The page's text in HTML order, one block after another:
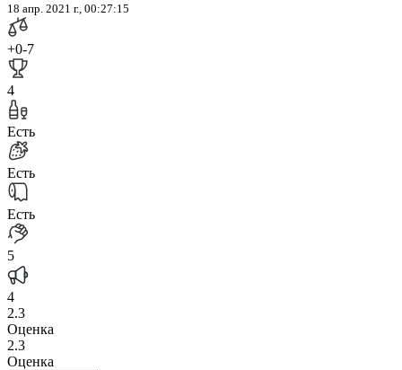
18 апр. 2021 г., 00:27:15
+0-7
4
Есть
Есть
Есть
5
4
2.3
Оценка
2.3
Оценка